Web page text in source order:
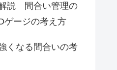
解説 間合い管理の
ゲージの考え方
くなる間合いの考